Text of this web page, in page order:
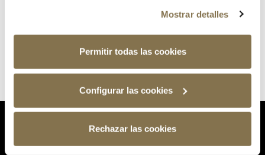
Mostrar detalles
Permitir todas las cookies
Configurar las cookies
Rechazar las cookies